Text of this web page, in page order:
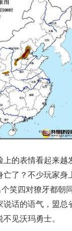
的表情看起来越
了？不少玩家身
笑四对獠牙都朝
话的语气，盟
见沃玛勇士。